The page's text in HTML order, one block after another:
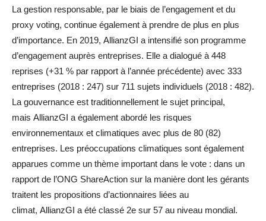
La gestion responsable, par le biais de l’engagement et du
proxy voting, continue également à prendre de plus en plus
d’importance. En 2019, AllianzGI a intensifié son programme
d’engagement auprès entreprises. Elle a dialogué à 448
reprises (+31 % par rapport à l’année précédente) avec 333
entreprises (2018 : 247) sur 711 sujets individuels (2018 : 482).
La gouvernance est traditionnellement le sujet principal,
mais AllianzGI a également abordé les risques
environnementaux et climatiques avec plus de 80 (82)
entreprises. Les préoccupations climatiques sont également
apparues comme un thème important dans le vote : dans un
rapport de l’ONG ShareAction sur la manière dont les gérants
traitent les propositions d’actionnaires liées au
climat, AllianzGI a été classé 2e sur 57 au niveau mondial.